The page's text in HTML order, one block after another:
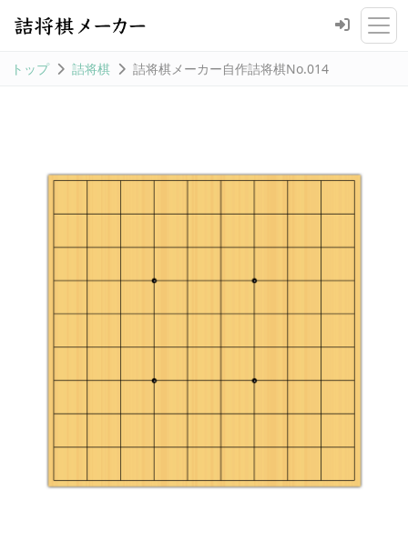
トップ 詰将棋 詰将棋メーカー自作詰将棋No.014